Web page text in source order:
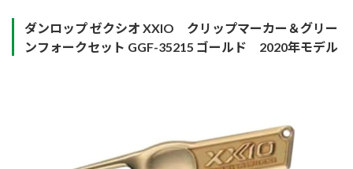
ダンロップ ゼクシオ XXIO クリップマーカー＆グリー
ンフォークセット GGF-35215 ゴールド 2020年モデル